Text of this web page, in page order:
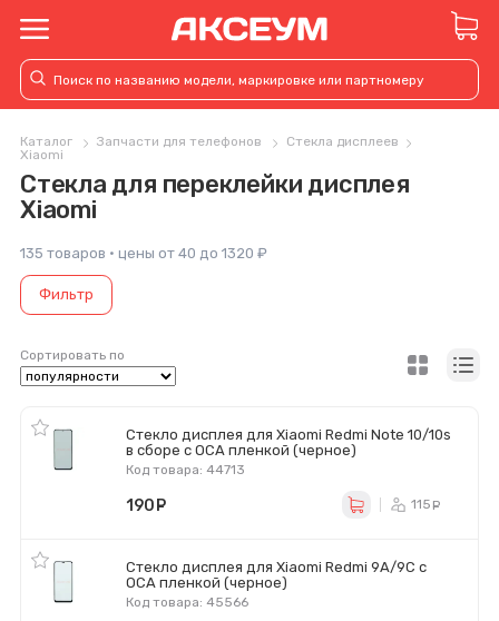
Каталог Запчасти для телефонов
Стекла дисплеев
Xiaomi
Стекла для переклейки дисплея
Xiaomi
135 товаров · цены от 40 до 1320 ₽
Фильтр
Сортировать по
Стекло дисплея для Xiaomi Redmi Note 10/10s
в сборе с OCA пленкой (черное)
Код товара: 44713
190 115
Стекло дисплея для Xiaomi Redmi 9A/9C с
OCA пленкой (черное)
Код товара: 45566